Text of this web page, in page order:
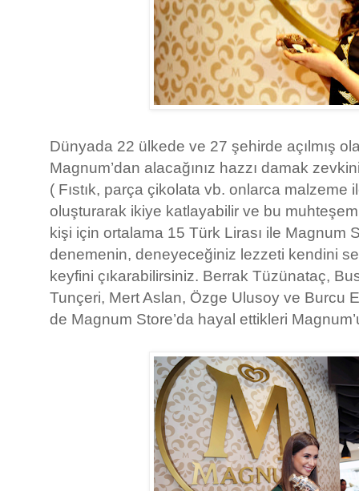
Dünyada 22 ülkede ve 27 şehirde açılmış
Magnum’dan alacağınız hazzı damak
( Fıstık, parça çikolata vb. onlarca malzeme
oluşturarak ikiye katlayabilir ve bu
kişi için ortalama 15 Türk Lirası ile Magnum
denemenin, deneyeceğiniz lezzeti kendini
keyfini çıkarabilirsiniz. Berrak Tüzünataç,
Tunçeri, Mert Aslan, Özge Ulusoy ve Burcu
de Magnum Store’da hayal ettikleri